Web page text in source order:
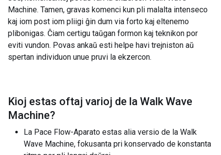
Machine. Tamen, gravas komenci kun pli malalta intenseco
kaj iom post iom pliigi ĝin dum via forto kaj eltenemo
plibonigas. Ĉiam certigu taŭgan formon kaj teknikon por
eviti vundon. Povas ankaŭ esti helpe havi trejniston aŭ
spertan individuon unue pruvi la ekzercon.
Kioj estas oftaj varioj de la Walk Wave
Machine?
La Pace Flow-Aparato estas alia versio de la Walk
Wave Machine, fokusanta pri konservado de konstanta